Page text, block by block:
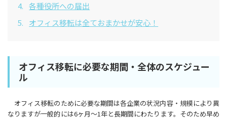
4. 各種役所への届出
5.
オフィス移転は全ておまかせが安心！
オフィス移転に必要な期間・全体のスケジュー
ル
オフィス移転のために必要な期間は各企業の状況内容・規模により異
なりますが一般的には6ヶ月～1年と長期間にわたります。そのため早め